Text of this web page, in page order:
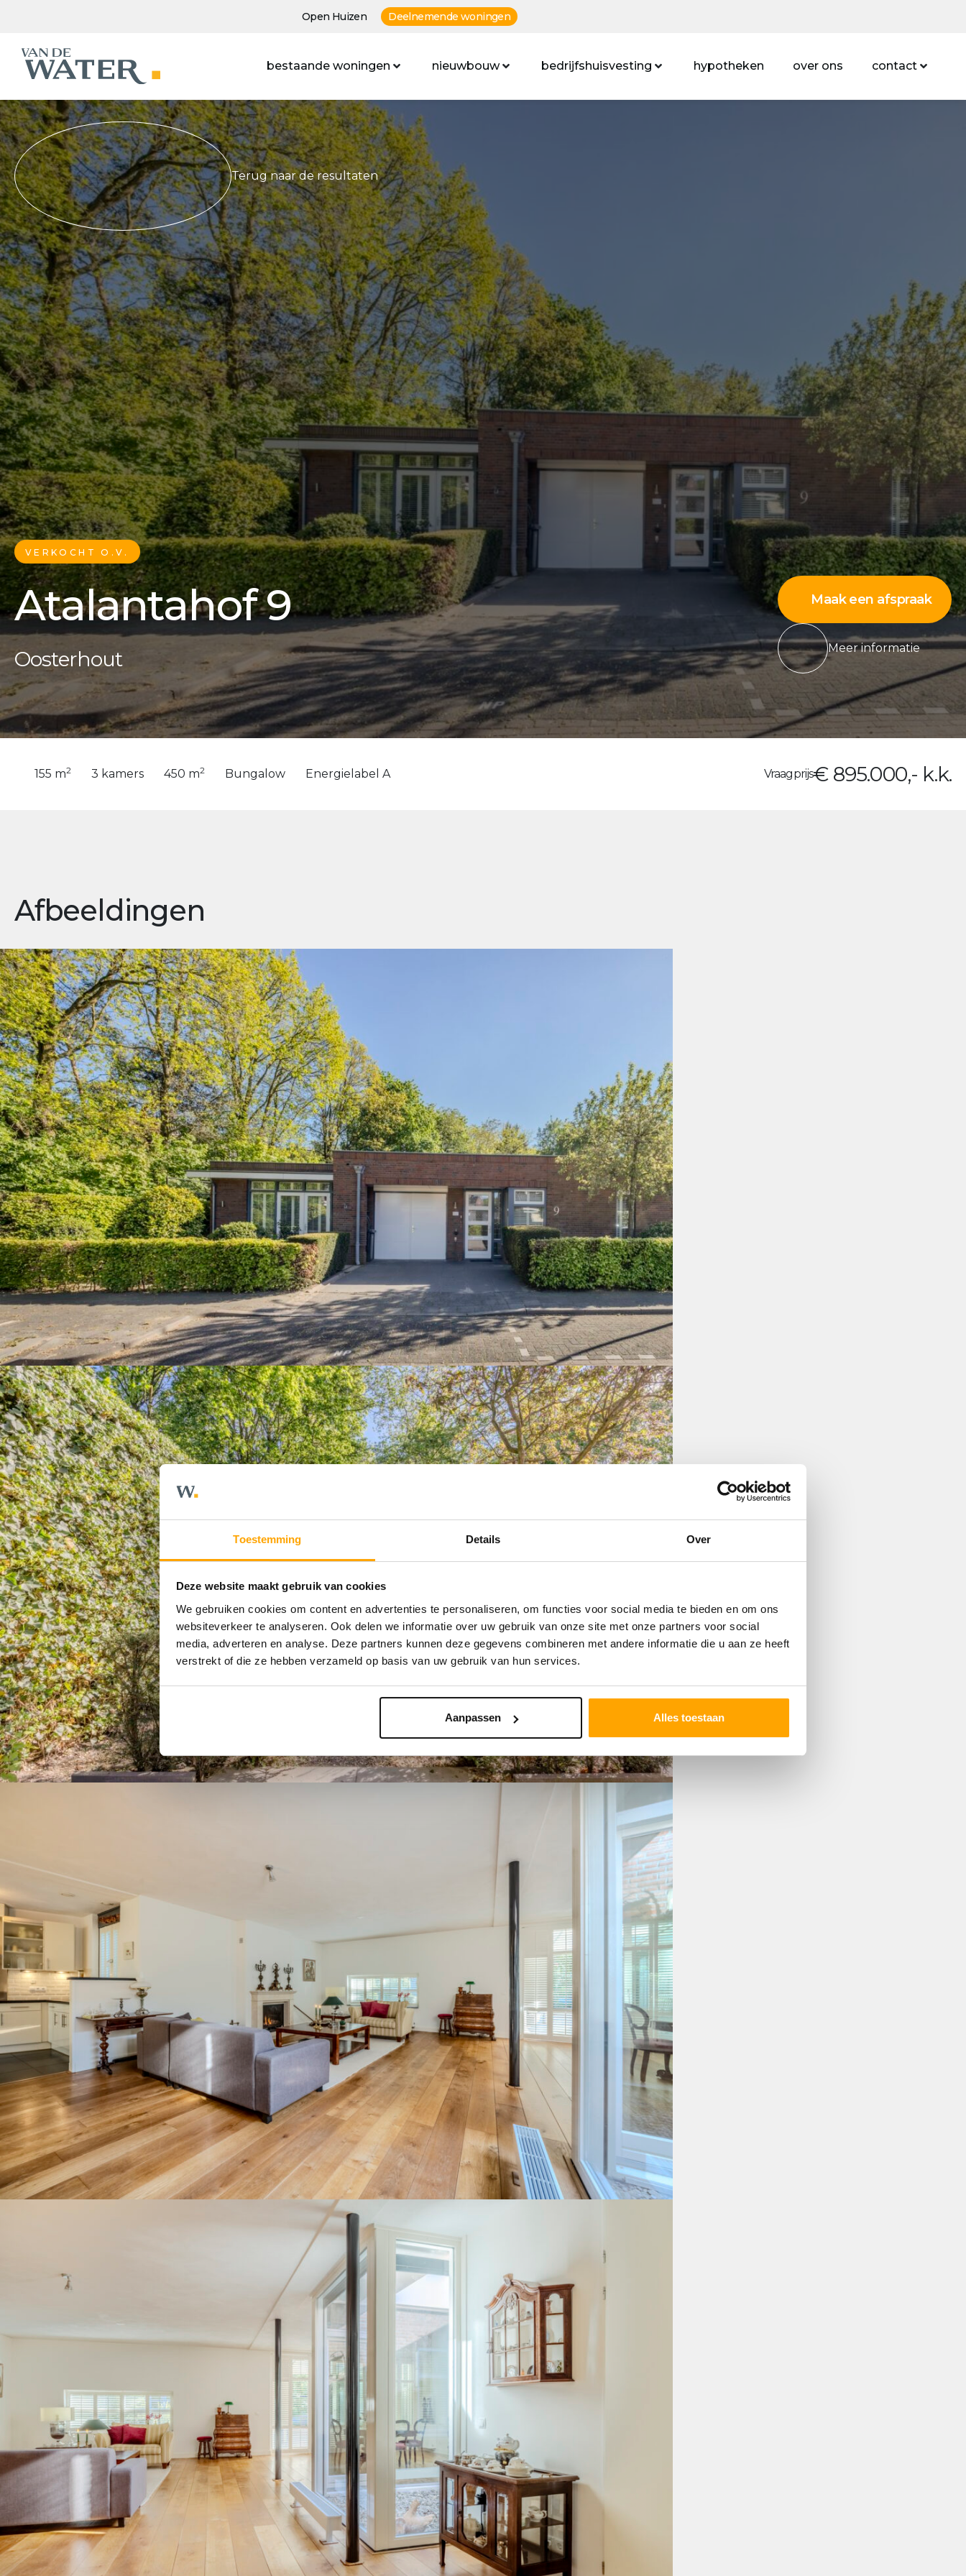
Toestemming Details Over
Deze website maakt gebruik van cookies
We gebruiken cookies om content en advertenties te personaliseren, om functies voor social media te bieden en om ons
websiteverkeer te analyseren. Ook delen we informatie over uw gebruik van onze site met onze partners voor social
media, adverteren en analyse. Deze partners kunnen deze gegevens combineren met andere informatie die u aan ze heeft
verstrekt of die ze hebben verzameld op basis van uw gebruik van hun services.
Aanpassen Alles toestaan
Open Huizen Deelnemende woningen
bestaande woningen nieuwbouw bedrijfshuisvesting hypotheken over ons contact
Terug naar de resultaten
VERKOCHT O.V.
Atalantahof 9
Oosterhout
Maak een afspraak
Meer informatie
155 m2 3 kamers 450 m2 Bungalow Energielabel A Vraagprijs€ 895.000,- k.k.
Afbeeldingen